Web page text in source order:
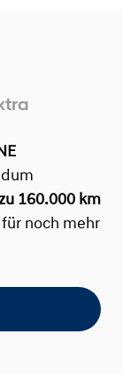
160.000 km
für noch mehr